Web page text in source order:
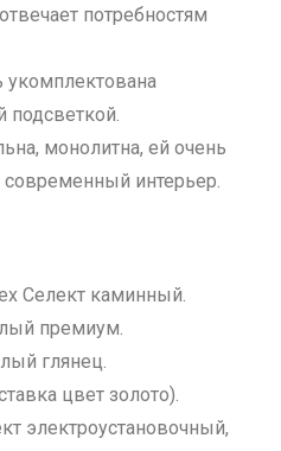
потребностям
подсветкой.
монолитна, ей очень
интерьер.
Селект каминный.
премиум.
глянец.
цвет золото).
электроустановочный,